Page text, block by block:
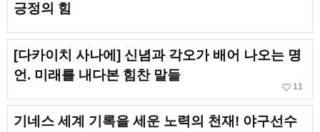
긍정의 힘
[다카이치 사나에] 신념과 각오가 배어 나오는 명
언. 미래를 내다본 힘찬 말들
favorite_border 11
기네스 세계 기록을 세운 노력의 천재! 야구선수